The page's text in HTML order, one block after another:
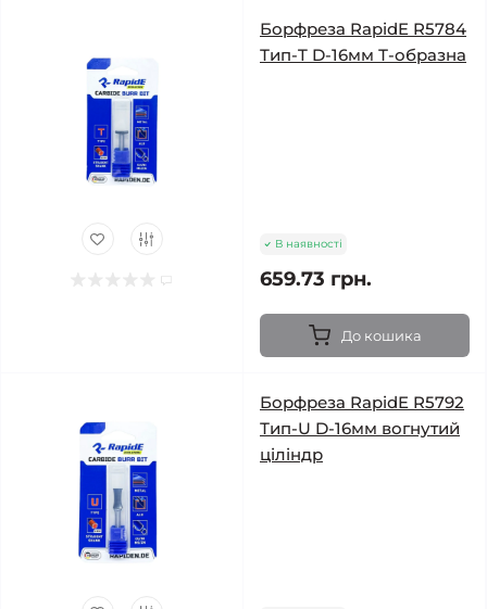
Борфреза RapidE R5784
Тип-T D-16мм Т-образна
В наявності
659.73 грн.
До кошика
Борфреза RapidE R5792
Тип-U D-16мм вогнутий
ціліндр